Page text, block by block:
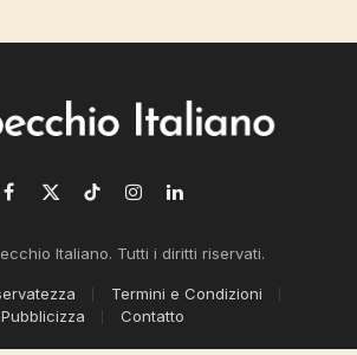
Facebook
X
TikTokInstagramLinkedIn
Italiano. Tutti i diritti riservati.
Termini e Condizioni
Pubblicizza
Contatto